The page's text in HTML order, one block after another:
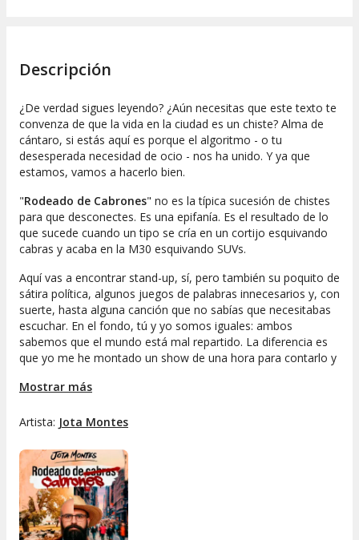
Descripción
¿De verdad sigues leyendo? ¿Aún necesitas que este texto te
convenza de que la vida en la ciudad es un chiste? Alma de
cántaro, si estás aquí es porque el algoritmo - o tu
desesperada necesidad de ocio - nos ha unido. Y ya que
estamos, vamos a hacerlo bien.
"Rodeado de Cabrones" no es la típica sucesión de chistes
para que desconectes. Es una epifanía. Es el resultado de lo
que sucede cuando un tipo se cría en un cortijo esquivando
cabras y acaba en la M30 esquivando SUVs.
Aquí vas a encontrar stand-up, sí, pero también su poquito de
sátira política, algunos juegos de palabras innecesarios y, con
suerte, hasta alguna canción que no sabías que necesitabas
escuchar. En el fondo, tú y yo somos iguales: ambos
sabemos que el mundo está mal repartido. La diferencia es
que yo me he montado un show de una hora para contarlo y
Deja el móvil, compra la entrada y ven a descubrir por qué,
Cabrones.
Mostrar más
Artista: Jota Montes